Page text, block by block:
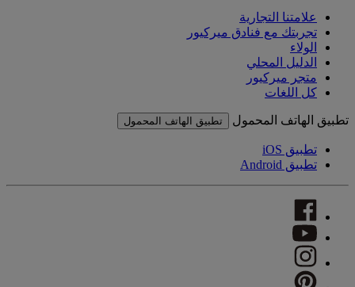
علامتنا التجارية
تجربتك مع فنادق ميركيور
الولاء
الدليل المحلي
متجر ميركيور
كل اللغات
تطبيق الهاتف المحمول تطبيق الهاتف المحمول
تطبيق iOS
تطبيق Android